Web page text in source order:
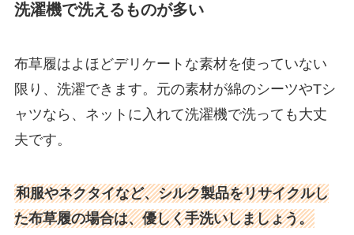
洗濯機で洗えるものが多い
布草履はよほどデリケートな素材を使っていない
限り、洗濯できます。元の素材が綿のシーツやTシ
ャツなら、ネットに入れて洗濯機で洗っても大丈
夫です。
和服やネクタイなど、シルク製品をリサイクルし
た布草履の場合は、優しく手洗いしましょう。